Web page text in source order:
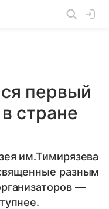
первый
стране
им.Тимирязева
разным
—